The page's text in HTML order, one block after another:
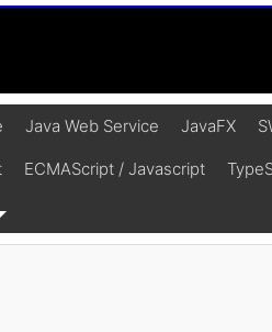
Java Web Service JavaFX
ECMAScript / Javascript